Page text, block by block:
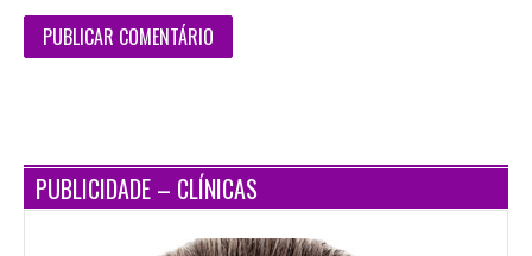
PUBLICIDADE – CLÍNICAS